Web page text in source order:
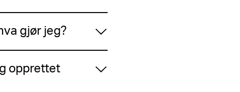
gjør jeg?
opprettet